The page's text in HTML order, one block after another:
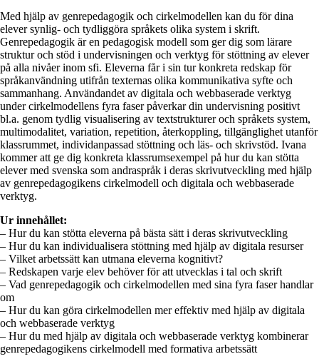
Med hjälp av genrepedagogik och cirkelmodellen kan du för dina
elever synlig- och tydliggöra språkets olika system i skrift.
Genrepedagogik är en pedagogisk modell som ger dig som lärare
struktur och stöd i undervisningen och verktyg för stöttning av elever
på alla nivåer inom sfi. Eleverna får i sin tur konkreta redskap för
språkanvändning utifrån texternas olika kommunikativa syfte och
sammanhang. Användandet av digitala och webbaserade verktyg
under cirkelmodellens fyra faser påverkar din undervisning positivt
bl.a. genom tydlig visualisering av textstrukturer och språkets system,
multimodalitet, variation, repetition, återkoppling, tillgänglighet utanför
klassrummet, individanpassad stöttning och läs- och skrivstöd. Ivana
kommer att ge dig konkreta klassrumsexempel på hur du kan stötta
elever med svenska som andraspråk i deras skrivutveckling med hjälp
av genrepedagogikens cirkelmodell och digitala och webbaserade
verktyg.
Ur innehållet:
– Hur du kan stötta eleverna på bästa sätt i deras skrivutveckling
– Hur du kan individualisera stöttning med hjälp av digitala resurser
– Vilket arbetssätt kan utmana eleverna kognitivt?
– Redskapen varje elev behöver för att utvecklas i tal och skrift
– Vad genrepedagogik och cirkelmodellen med sina fyra faser handlar
om
– Hur du kan göra cirkelmodellen mer effektiv med hjälp av digitala
och webbaserade verktyg
– Hur du med hjälp av digitala och webbaserade verktyg kombinerar
genrepedagogikens cirkelmodell med formativa arbetssätt